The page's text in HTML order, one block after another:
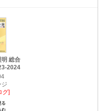
明 総合
2024
ジ
グ]